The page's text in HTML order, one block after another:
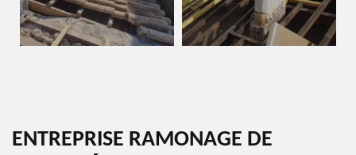
ENTREPRISE RAMONAGE DE